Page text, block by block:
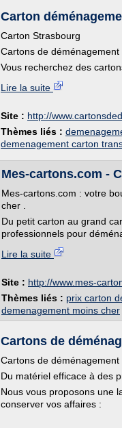
Carton
Carton Strasbourg
Cartons de déménagement
Vous recherchez des
Lire la suite
Site : http://
Thèmes liés :
demenagement carton
Mes-cartons.com -
Mes-cartons.com : votre
cher .
Du petit carton au grand
professionnels pour
Lire la suite
Site : http://www.mes-
Thèmes liés : prix carton
demenagement moins cher
Cartons de
Cartons de déménagement
Du matériel efficace à des
Nous vous proposons une
conserver vos affaires :